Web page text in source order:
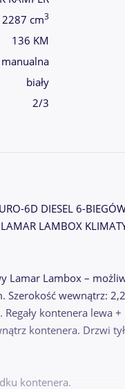
2287 cm3
136 KM
manualna
biały
2/3
6D DIESEL 6-
LAMBOX
Lamar Lambox –
Szerokość wewnątrz:
kontenera lewa
kontenera. Drzwi
kontenera.